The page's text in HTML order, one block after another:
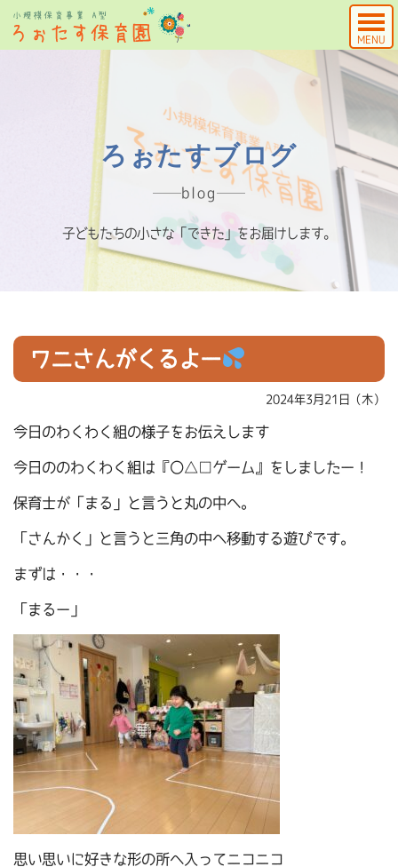
MENU
ろぉたすブログ
blog
子どもたちの小さな「できた」をお届けします。
ワニさんがくるよー
2024年3月21日（木）
今日のわくわく組の様子をお伝えします
今日ののわくわく組は『〇△□ゲーム』をしましたー！
保育士が「まる」と言うと丸の中へ。
「さんかく」と言うと三角の中へ移動する遊びです。
まずは・・・
「まるー」
思い思いに好きな形の所へ入ってニコニコ